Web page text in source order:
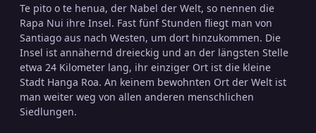
Te pito o te henua, der Nabel der Welt, so nennen die
Rapa Nui ihre Insel. Fast fünf Stunden fliegt man von
Santiago aus nach Westen, um dort hinzukommen. Die
Insel ist annähernd dreieckig und an der längsten Stelle
etwa 24 Kilometer lang, ihr einziger Ort ist die kleine
Stadt Hanga Roa. An keinem bewohnten Ort der Welt ist
man weiter weg von allen anderen menschlichen
Siedlungen.